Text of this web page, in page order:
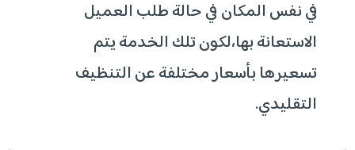
في نفس المكان في حالة طلب العميل
الاستعانة بها،لكون تلك الخدمة يتم
تسعيرها بأسعار مختلفة عن التنظيف
التقليدي.